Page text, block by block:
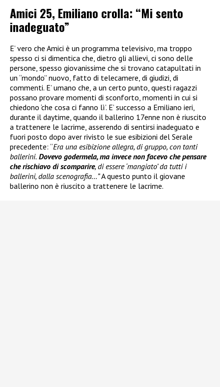
Amici 25, Emiliano crolla: “Mi sento
inadeguato”
E’ vero che Amici è un programma televisivo, ma troppo
spesso ci si dimentica che, dietro gli allievi, ci sono delle
persone, spesso giovanissime che si trovano catapultati in
un “mondo” nuovo, fatto di telecamere, di giudizi, di
commenti. E’ umano che, a un certo punto, questi ragazzi
possano provare momenti di sconforto, momenti in cui si
chiedono ‘che cosa ci fanno lì’. E’ successo a Emiliano ieri,
durante il daytime, quando il ballerino 17enne non è riuscito
a trattenere le lacrime, asserendo di sentirsi inadeguato e
fuori posto dopo aver rivisto le sue esibizioni del Serale
precedente: “Era una esibizione allegra, di gruppo, con tanti
ballerini. Dovevo godermela, ma invece non facevo che pensare
che rischiavo di scomparire, di essere ‘mangiato’ da tutti i
ballerini, dalla scenografia…”A questo punto il giovane
ballerino non è riuscito a trattenere le lacrime.